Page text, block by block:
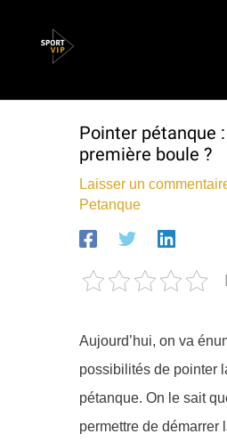
Pointer pétanque
première boule ?
Laisser un
Petanque
Aujourd’hui, on va
possibilités de pointer
pétanque. On le sait
permettre de démarrer